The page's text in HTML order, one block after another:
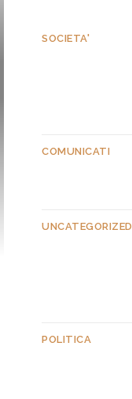
SOCIETA'
COMUNICATI
UNCATEGORIZED
POLITICA